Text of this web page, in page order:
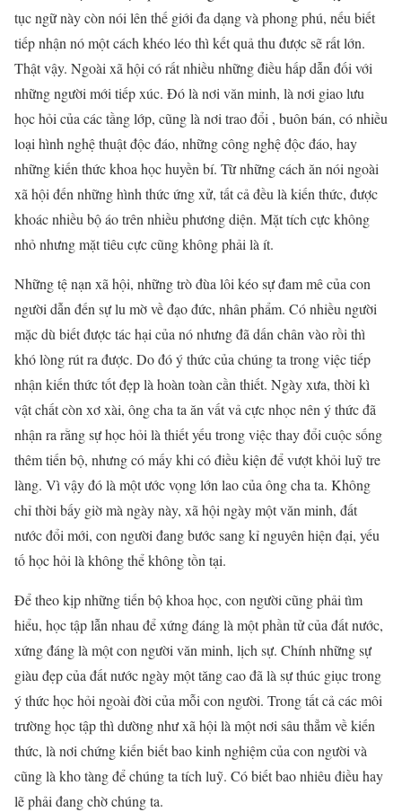
tục ngữ này còn nói lên thế giới đa dạng và phong phú, nếu biết
tiếp nhận nó một cách khéo léo thì kết quả thu được sẽ rất lớn.
Thật vậy. Ngoài xã hội có rất nhiều những điều hấp dẫn đối với
những người mới tiếp xúc. Đó là nơi văn minh, là nơi giao lưu
học hỏi của các tầng lớp, cũng là nơi trao đổi , buôn bán, có nhiều
loại hình nghệ thuật độc đáo, những công nghệ độc đáo, hay
những kiến thức khoa học huyền bí. Từ những cách ăn nói ngoài
xã hội đến những hình thức ứng xử, tất cả đều là kiến thức, được
khoác nhiều bộ áo trên nhiều phương diện. Mặt tích cực không
nhỏ nhưng mặt tiêu cực cũng không phải là ít.
Những tệ nạn xã hội, những trò đùa lôi kéo sự đam mê của con
người dẫn đến sự lu mờ về đạo đức, nhân phẩm. Có nhiều người
mặc dù biết được tác hại của nó nhưng đã dấn chân vào rồi thì
khó lòng rút ra được. Do đó ý thức của chúng ta trong việc tiếp
nhận kiến thức tốt đẹp là hoàn toàn cần thiết. Ngày xưa, thời kì
vật chất còn xơ xài, ông cha ta ăn vất vả cực nhọc nên ý thức đã
nhận ra rằng sự học hỏi là thiết yếu trong việc thay đổi cuộc sống
thêm tiến bộ, nhưng có mấy khi có điều kiện để vượt khỏi luỹ tre
làng. Vì vậy đó là một ước vọng lớn lao của ông cha ta. Không
chỉ thời bấy giờ mà ngày này, xã hội ngày một văn minh, đất
nước đổi mới, con người đang bước sang kỉ nguyên hiện đại, yếu
tố học hỏi là không thể không tồn tại.
Để theo kịp những tiến bộ khoa học, con người cũng phải tìm
hiểu, học tập lẫn nhau để xứng đáng là một phần tử của đất nước,
xứng đáng là một con người văn minh, lịch sự. Chính những sự
giàu đẹp của đất nước ngày một tăng cao đã là sự thúc giục trong
ý thức học hỏi ngoài đời của mỗi con người. Trong tất cả các môi
trường học tập thì dường như xã hội là một nơi sâu thẳm về kiến
thức, là nơi chứng kiến biết bao kinh nghiệm của con người và
cũng là kho tàng để chúng ta tích luỹ. Có biết bao nhiêu điều hay
lẽ phải đang chờ chúng ta.